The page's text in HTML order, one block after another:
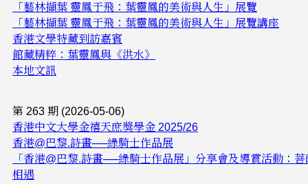
「藝林擷葉 靈鳳于飛：葉靈鳳的美術與人生」展覽
「藝林擷葉 靈鳳于飛：葉靈鳳的美術與人生」展覽講座
香港文學特藏到訪嘉賓
館藏精粹：葉靈鳳與《洪水》
本地文訊
第 263 期 (2026-05-06)
香港中文大學金禧天庶獎學金 2025/26
香港@巴黎.詩畫──綠騎士作品展
「香港@巴黎.詩畫──綠騎士作品展」分享會及導賞活動：
相遇